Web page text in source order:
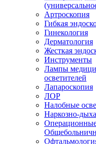
Артроскопия
Гибкая
Гинекология
Дерматология
Жесткая
Инструменты
Лампы
осветителей
Лапароскопия
ЛОР
Налобные
Наркозно-